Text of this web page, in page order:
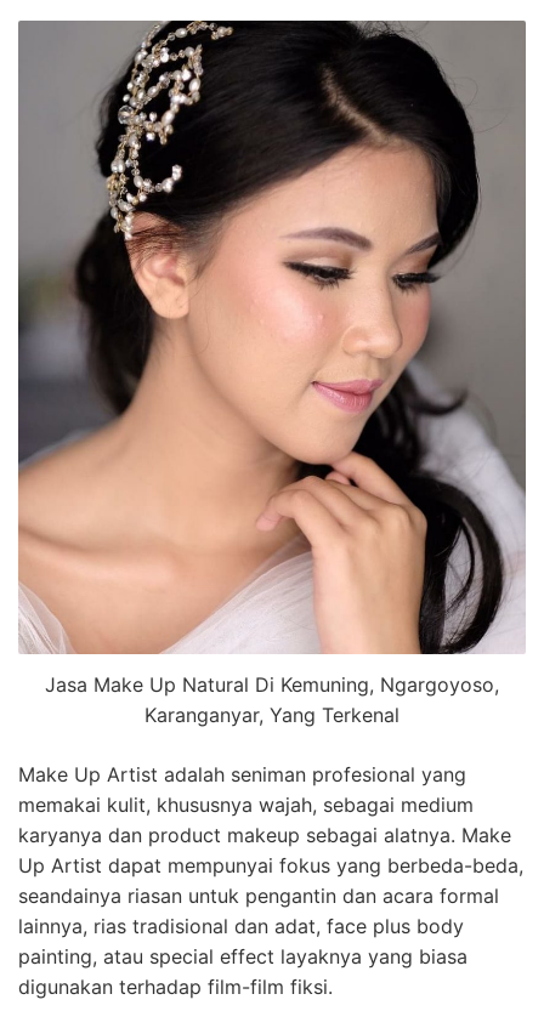
Jasa Make Up Natural Di Kemuning, Ngargoyoso,
Karanganyar, Yang Terkenal
Make Up Artist adalah seniman profesional yang
memakai kulit, khususnya wajah, sebagai medium
karyanya dan product makeup sebagai alatnya. Make
Up Artist dapat mempunyai fokus yang berbeda-beda,
seandainya riasan untuk pengantin dan acara formal
lainnya, rias tradisional dan adat, face plus body
painting, atau special effect layaknya yang biasa
digunakan terhadap film-film fiksi.